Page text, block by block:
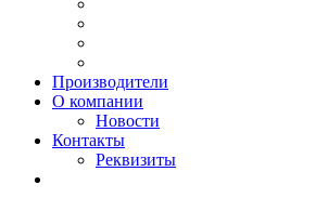
Производители
О компании
Новости
Контакты
Реквизиты